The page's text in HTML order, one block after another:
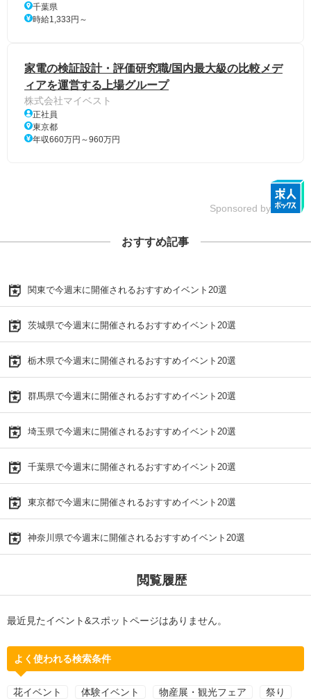
千葉県
時給1,333円～
家電の検証設計・評価研究職/国内最大級の比較メデ
ィアを運営する上場グループ
株式会社マイベスト
正社員
東京都
年収660万円～960万円
Sponsored by
おすすめ記事
関東で今週末に開催されるおすすめイベント20選
茨城県で今週末に開催されるおすすめイベント20選
栃木県で今週末に開催されるおすすめイベント20選
群馬県で今週末に開催されるおすすめイベント20選
埼玉県で今週末に開催されるおすすめイベント20選
千葉県で今週末に開催されるおすすめイベント20選
東京都で今週末に開催されるおすすめイベント20選
神奈川県で今週末に開催されるおすすめイベント20選
閲覧履歴
最近見たイベント&スポットページはありません。
よく使われる検索条件
花イベント 体験イベント 物産展・観光フェア 祭り